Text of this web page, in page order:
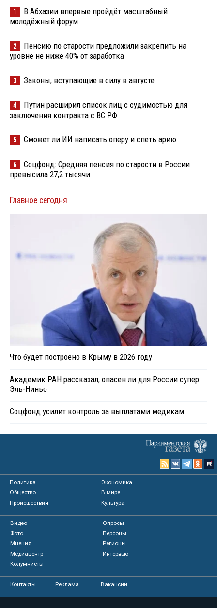
1
В Абхазии впервые пройдёт масштабный
молодёжный форум
2
Пенсию по старости предложили закрепить на
уровне не ниже 40% от заработка
3 Законы, вступающие в силу в августе
4
Путин расширил список лиц с судимостью для
заключения контракта с ВС РФ
5 Сможет ли ИИ написать оперу и спеть арию
6
Соцфонд: Средняя пенсия по старости в России
превысила 27,2 тысячи
Главное сегодня
Что будет построено в Крыму в 2026 году
Академик РАН рассказал, опасен ли для России супер
Эль-Ниньо
Соцфонд усилит контроль за выплатами медикам
Политика
Экономика
Общество
В мире
Происшествия
Культура
Видео
Опросы
Фото
Персоны
Мнения
Регионы
Медиацентр
Интервью
Колумнисты
Контакты Реклама Вакансии